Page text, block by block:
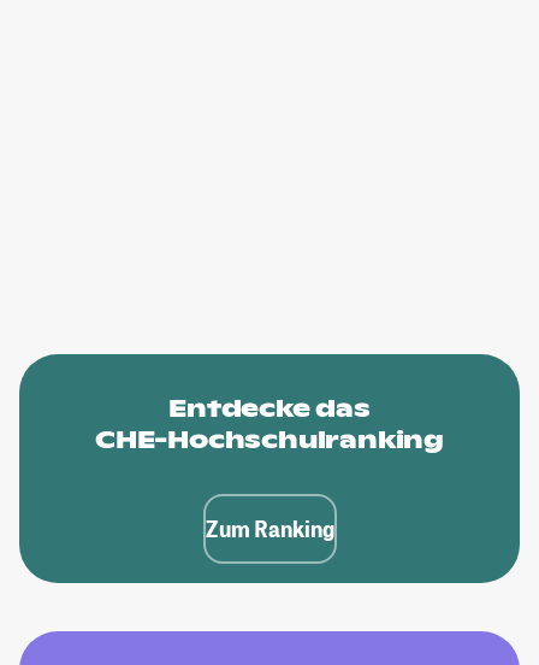
Entdecke das
CHE-Hochschulranking
Zum Ranking